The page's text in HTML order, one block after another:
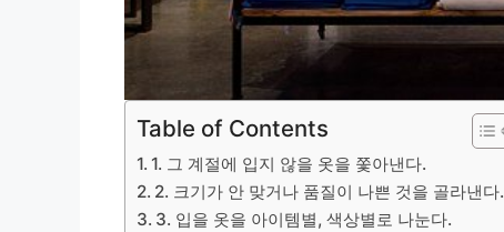
Table of Contents
1. 그 계절에 입지 않을 옷을 쫓아낸다.
2. 크기가 안 맞거나 품질이 나쁜 것을 골라낸다.
3. 입을 옷을 아이템별, 색상별로 나눈다.